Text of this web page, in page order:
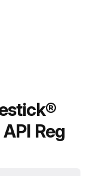
Reg